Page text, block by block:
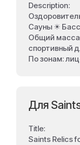
Description:
Сауны ☀
Общий
спортивный
По зонам:
Для
Title:
Saints Relics